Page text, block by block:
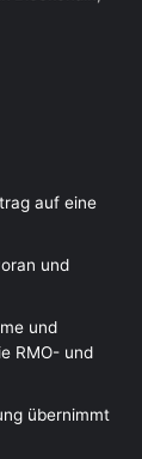
auf eine
und
und
RMO- und
übernimmt